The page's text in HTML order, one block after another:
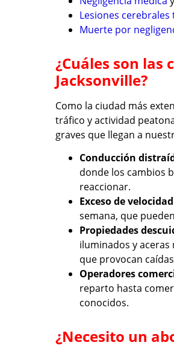
Lesiones
Muerte por
¿Cuáles son las
Jacksonville?
Como la ciudad más
tráfico y actividad
graves que llegan a
Conducción
donde los cambios
reaccionar.
Exceso de
semana, que
Propiedades
iluminados y aceras
que provocan
Operadores
reparto hasta
conocidos.
¿Necesito un